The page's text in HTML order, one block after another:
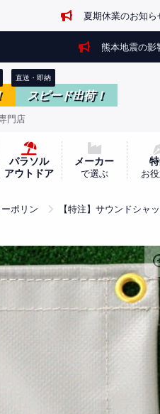
夏期休業のお知ら
熊本地震の影
直送・即納
スピード出荷！
門店
パラソル
アウトドア
メーカー
で選ぶ お
ーポリン 【特注】サウンドシャ